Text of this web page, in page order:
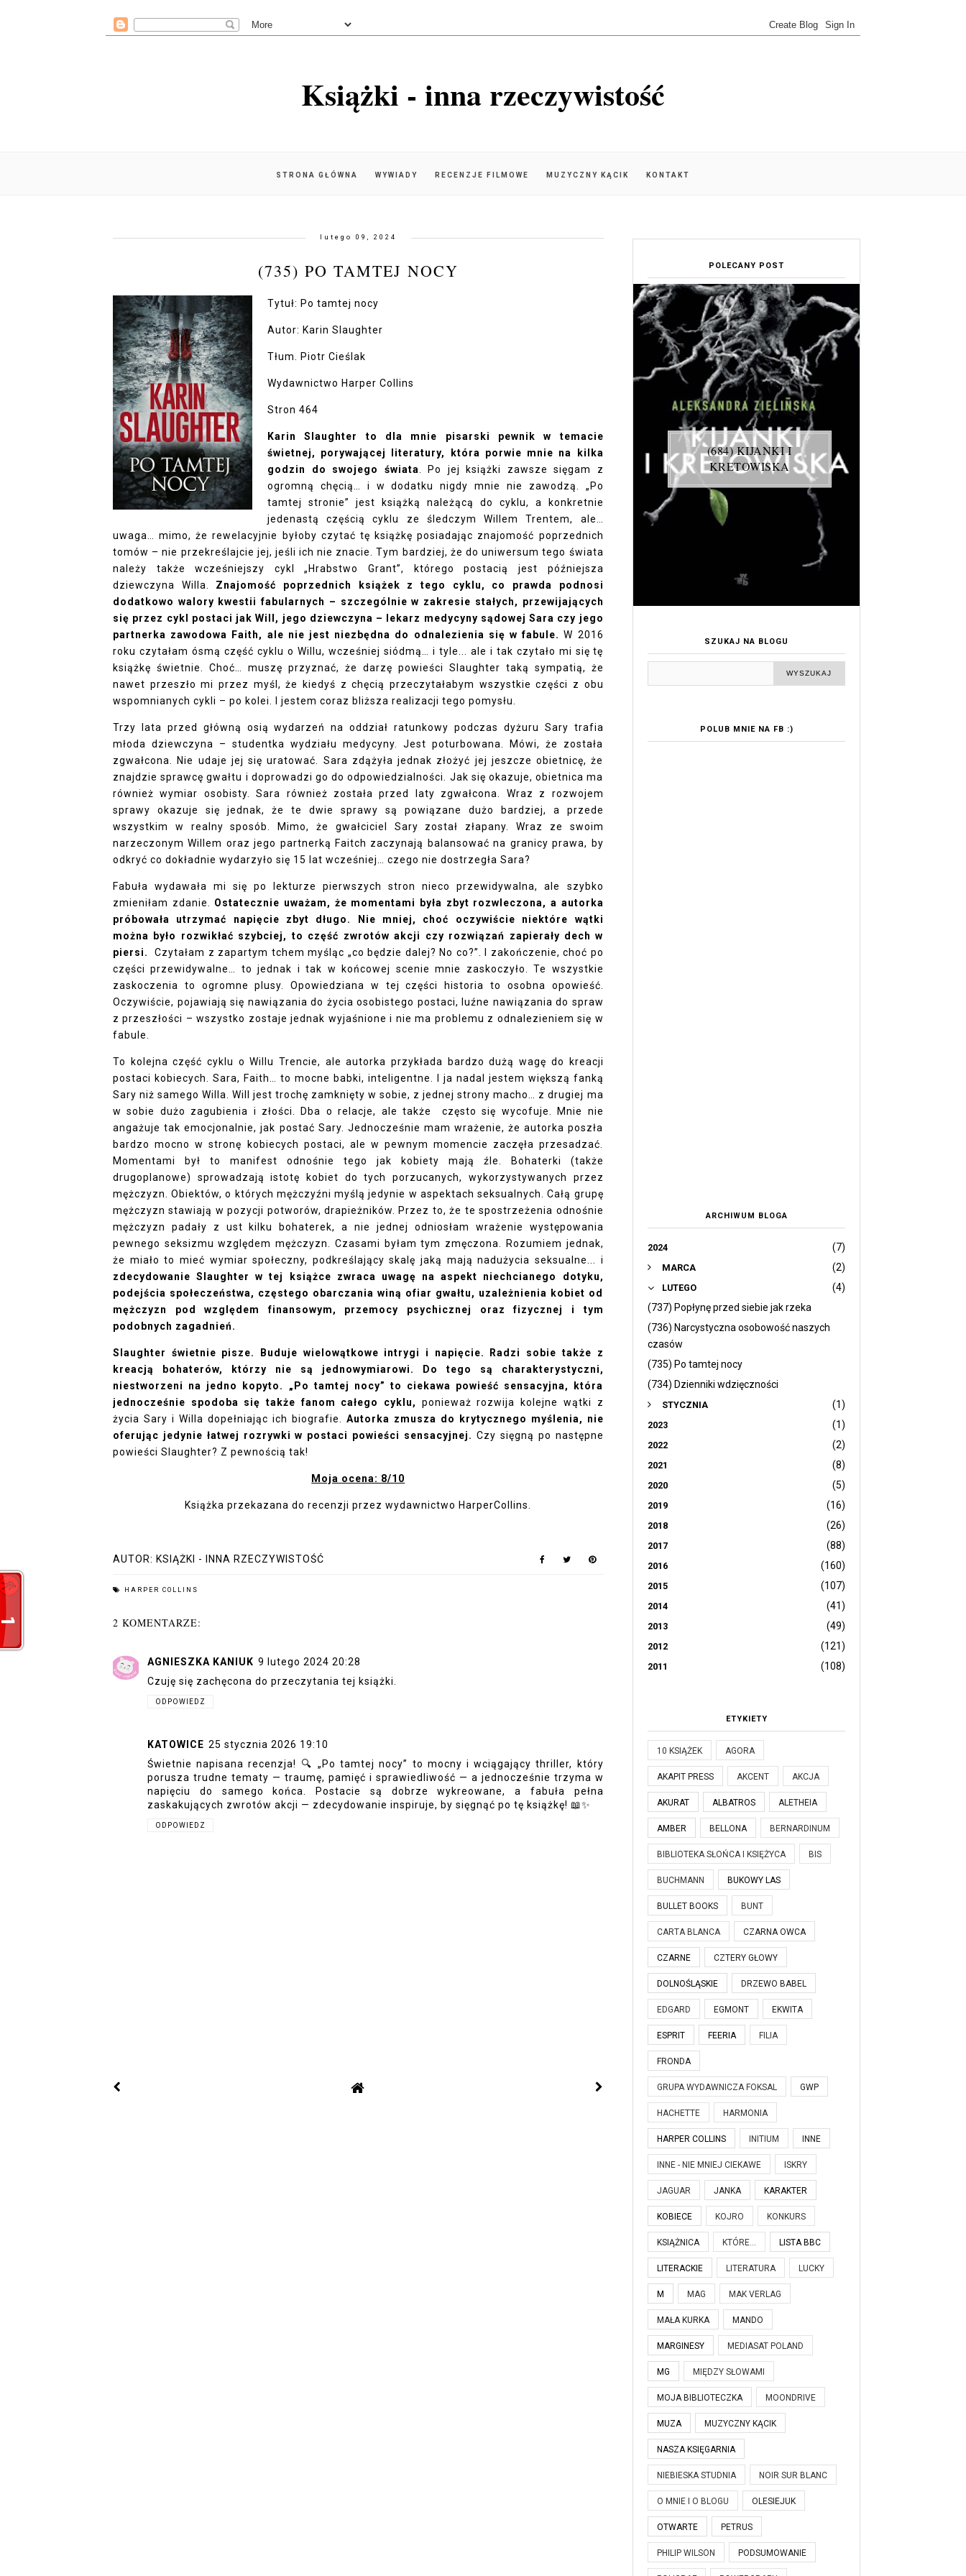
Książki - inna rzeczywistość
STRONA GŁÓWNA WYWIADY RECENZJE FILMOWE MUZYCZNY KĄCIK KONTAKT
lutego 09, 2024
(735) PO TAMTEJ NOCY
Tytuł: Po tamtej nocy
Autor: Karin Slaughter
Tłum. Piotr Cieślak
Wydawnictwo Harper Collins
Stron 464
Karin Slaughter to dla mnie pisarski pewnik w temacie
świetnej, porywającej literatury, która porwie mnie na kilka
godzin do swojego świata . Po jej książki zawsze sięgam z
ogromną chęcią… i w dodatku nigdy mnie nie zawodzą. „Po
tamtej stronie” jest książką należącą do cyklu, a konkretnie
jedenastą częścią cyklu ze śledczym Willem Trentem, ale…
uwaga… mimo, że rewelacyjnie byłoby czytać tę książkę posiadając znajomość poprzednich
tomów – nie przekreślajcie jej, jeśli ich nie znacie. Tym bardziej, że do uniwersum tego świata
należy także wcześniejszy cykl „Hrabstwo Grant”, którego postacią jest późniejsza
dziewczyna Willa. Znajomość poprzednich książek z tego cyklu, co prawda podnosi
dodatkowo walory kwestii fabularnych – szczególnie w zakresie stałych, przewijających
się przez cykl postaci jak Will, jego dziewczyna – lekarz medycyny sądowej Sara czy jego
partnerka zawodowa Faith, ale nie jest niezbędna do odnalezienia się w fabule.W 2016
roku czytałam ósmą część cyklu o Willu, wcześniej siódmą… i tyle... ale i tak czytało mi się tę
książkę świetnie. Choć… muszę przyznać, że darzę powieści Slaughter taką sympatią, że
nawet przeszło mi przez myśl, że kiedyś z chęcią przeczytałabym wszystkie części z obu
wspomnianych cykli – po kolei. I jestem coraz bliższa realizacji tego pomysłu.
Trzy lata przed główną osią wydarzeń na oddział ratunkowy podczas dyżuru Sary trafia
młoda dziewczyna – studentka wydziału medycyny. Jest poturbowana. Mówi, że została
zgwałcona. Nie udaje jej się uratować. Sara zdążyła jednak złożyć jej jeszcze obietnicę, że
znajdzie sprawcę gwałtu i doprowadzi go do odpowiedzialności. Jak się okazuje, obietnica ma
również wymiar osobisty. Sara również została przed laty zgwałcona. Wraz z rozwojem
sprawy okazuje się jednak, że te dwie sprawy są powiązane dużo bardziej, a przede
wszystkim w realny sposób. Mimo, że gwałciciel Sary został złapany. Wraz ze swoim
narzeczonym Willem oraz jego partnerką Faitch zaczynają balansować na granicy prawa, by
odkryć co dokładnie wydarzyło się 15 lat wcześniej… czego nie dostrzegła Sara?
Fabuła wydawała mi się po lekturze pierwszych stron nieco przewidywalna, ale szybko
zmieniłam zdanie. Ostatecznie uważam, że momentami była zbyt rozwleczona, a autorka
próbowała utrzymać napięcie zbyt długo. Nie mniej, choć oczywiście niektóre wątki
można było rozwikłać szybciej, to część zwrotów akcji czy rozwiązań zapierały dech w
piersi.
Czytałam z zapartym tchem myśląc „co będzie dalej? No co?”. I zakończenie, choć po
części przewidywalne… to jednak i tak w końcowej scenie mnie zaskoczyło. Te wszystkie
zaskoczenia to ogromne plusy. Opowiedziana w tej części historia to osobna opowieść.
Oczywiście, pojawiają się nawiązania do życia osobistego postaci, luźne nawiązania do spraw
z przeszłości – wszystko zostaje jednak wyjaśnione i nie ma problemu z odnalezieniem się w
fabule.
To kolejna część cyklu o Willu Trencie, ale autorka przykłada bardzo dużą wagę do kreacji
postaci kobiecych. Sara, Faith… to mocne babki, inteligentne. I ja nadal jestem większą fanką
Sary niż samego Willa. Will jest trochę zamknięty w sobie, z jednej strony macho… z drugiej ma
w sobie dużo zagubienia i złości. Dba o relacje, ale także często się wycofuje. Mnie nie
angażuje tak emocjonalnie, jak postać Sary. Jednocześnie mam wrażenie, że autorka poszła
bardzo mocno w stronę kobiecych postaci, ale w pewnym momencie zaczęła przesadzać.
Momentami był to manifest odnośnie tego jak kobiety mają źle. Bohaterki (także
drugoplanowe) sprowadzają istotę kobiet do tych porzucanych, wykorzystywanych przez
mężczyzn. Obiektów, o których mężczyźni myślą jedynie w aspektach seksualnych. Całą grupę
mężczyzn stawiają w pozycji potworów, drapieżników. Przez to, że te spostrzeżenia odnośnie
mężczyzn padały z ust kilku bohaterek, a nie jednej odniosłam wrażenie występowania
pewnego seksizmu względem mężczyzn. Czasami byłam tym zmęczona. Rozumiem jednak,
że miało to mieć wymiar społeczny, podkreślający skalę jaką mają nadużycia seksualne... i
zdecydowanie Slaughter w tej książce zwraca uwagę na aspekt niechcianego dotyku,
podejścia społeczeństwa, częstego obarczania winą ofiar gwałtu, uzależnienia kobiet od
mężczyzn pod względem finansowym, przemocy psychicznej oraz fizycznej i tym
podobnych zagadnień.
Slaughter świetnie pisze. Buduje wielowątkowe intrygi i napięcie. Radzi sobie także z
kreacją bohaterów, którzy nie są jednowymiarowi. Do tego są charakterystyczni,
niestworzeni na jedno kopyto. „Po tamtej nocy” to ciekawa powieść sensacyjna, która
jednocześnie spodoba się także fanom całego cyklu,
ponieważ rozwija kolejne wątki z
życia Sary i Willa dopełniając ich biografie. Autorka zmusza do krytycznego myślenia, nie
oferując jedynie łatwej rozrywki w postaci powieści sensacyjnej. Czy sięgną po następne
powieści Slaughter? Z pewnością tak!
Moja ocena: 8/10
Książka przekazana do recenzji przez wydawnictwo HarperCollins.
AUTOR: KSIĄŻKI - INNA RZECZYWISTOŚĆ
HARPER COLLINS
2 KOMENTARZE:
AGNIESZKA KANIUK 9 lutego 2024 20:28
Czuję się zachęcona do przeczytania tej książki.
ODPOWIEDZ
KATOWICE 25 stycznia 2026 19:10
Świetnie napisana recenzja! 🔍 „Po tamtej nocy” to mocny i wciągający thriller, który
porusza trudne tematy — traumę, pamięć i sprawiedliwość — a jednocześnie trzyma w
napięciu do samego końca. Postacie są dobrze wykreowane, a fabuła pełna
zaskakujących zwrotów akcji — zdecydowanie inspiruje, by sięgnąć po tę książkę! 📖✨
ODPOWIEDZ
POLECANY POST
(684) KIJANKI I
KRETOWISKA
SZUKAJ NA BLOGU
POLUB MNIE NA FB :)
ARCHIWUM BLOGA
2024 (7)
MARCA (2)
LUTEGO
(4)
(737) Popłynę przed siebie jak rzeka
(736) Narcystyczna osobowość naszych
czasów
(735) Po tamtej nocy
(734) Dzienniki wdzięczności
STYCZNIA (1)
2023 (1)
2022 (2)
2021 (8)
2020 (5)
2019 (16)
2018 (26)
2017 (88)
2016 (160)
2015 (107)
2014 (41)
2013 (49)
2012 (121)
2011 (108)
ETYKIETY
10 KSIĄŻEK AGORA
AKAPIT PRESS AKCENT AKCJA
AKURAT ALBATROS ALETHEIA
AMBER BELLONA BERNARDINUM
BIBLIOTEKA SŁOŃCA I KSIĘŻYCA BIS
BUCHMANN BUKOWY LAS
BULLET BOOKS BUNT
CARTA BLANCA CZARNA OWCA
CZARNE CZTERY GŁOWY
DOLNOŚLĄSKIE DRZEWO BABEL
EDGARD EGMONT EKWITA
ESPRIT FEERIA FILIA
FRONDA
GRUPA WYDAWNICZA FOKSAL GWP
HACHETTE HARMONIA
HARPER COLLINS INITIUM INNE
INNE - NIE MNIEJ CIEKAWE ISKRY
JAGUAR JANKA KARAKTER
KOBIECE KOJRO KONKURS
KSIĄŻNICA KTÓRE... LISTA BBC
LITERACKIE LITERATURA LUCKY
M MAG MAK VERLAG
MAŁA KURKA MANDO
MARGINESY MEDIASAT POLAND
MG MIĘDZY SŁOWAMI
MOJA BIBLIOTECZKA MOONDRIVE
MUZA MUZYCZNY KĄCIK
NASZA KSIĘGARNIA
NIEBIESKA STUDNIA NOIR SUR BLANC
O MNIE I O BLOGU OLESIEJUK
OTWARTE PETRUS
PHILIP WILSON PODSUMOWANIE